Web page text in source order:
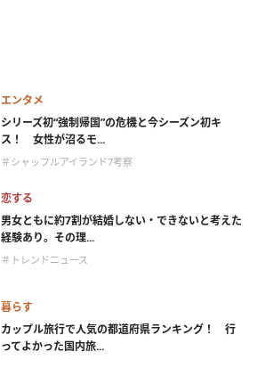
エンタメ
シリーズ初“強制帰国”の危機と今シーズン初キ
ス！ 女性が沼るモ...
＃シャッフルアイランド7考察
恋する
男女ともに約7割が結婚しない・できないと考えた
経験あり。その理...
＃トレンドニュース
暮らす
カップル旅行で人気の都道府県ランキング！ 行
ってよかった国内旅...